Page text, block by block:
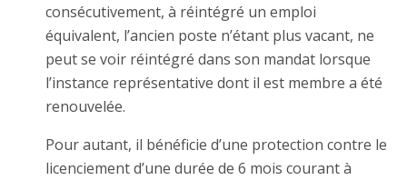
consécutivement, à réintégré un emploi
équivalent, l’ancien poste n’étant plus vacant, ne
peut se voir réintégré dans son mandat lorsque
l’instance représentative dont il est membre a été
renouvelée.
Pour autant, il bénéficie d’une protection contre le
licenciement d’une durée de 6 mois courant à